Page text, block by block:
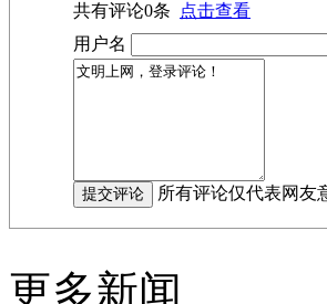
共有评论0条
点击查看
用户名
所有评论仅代表网友
更多新闻